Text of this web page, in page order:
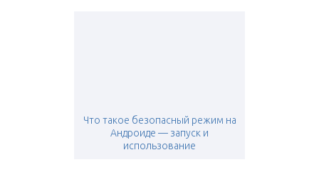
Что такое безопасный режим на
Андроиде — запуск и
использование